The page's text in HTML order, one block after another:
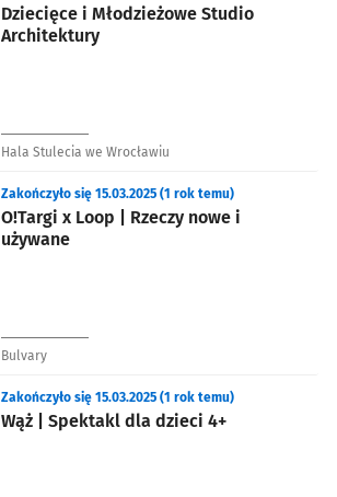
Dziecięce i Młodzieżowe Studio
Architektury
Hala Stulecia we Wrocławiu
O!Targi x Loop | Rzeczy nowe i
używane
Zakończyło się 15.03.2025 (1 rok temu)
Bulvary
Wąż | Spektakl dla dzieci 4+
Zakończyło się 15.03.2025 (1 rok temu)